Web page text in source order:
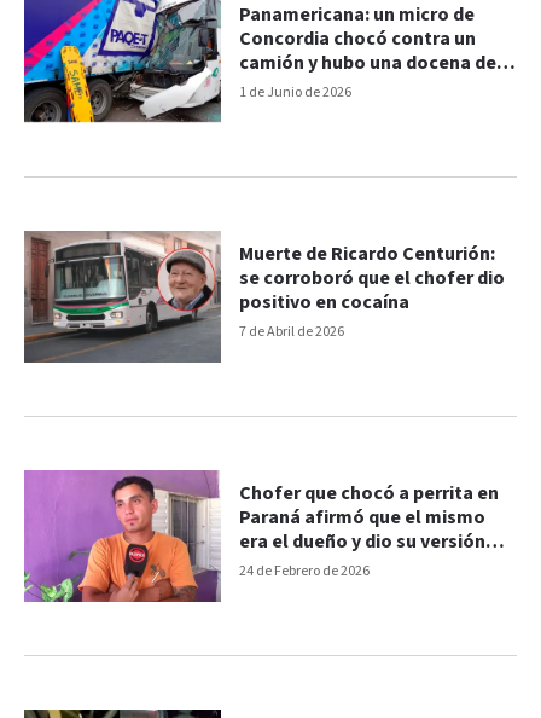
1 de Junio de 2026
Panamericana: un micro de
Concordia chocó contra un
camión y hubo una docena de
heridos
7 de Abril de 2026
Muerte de Ricardo Centurión:
se corroboró que el chofer dio
positivo en cocaína
24 de Febrero de 2026
Chofer que chocó a perrita en
Paraná afirmó que el mismo
era el dueño y dio su versión
del episodio